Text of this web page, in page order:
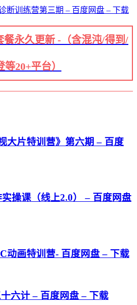
断训练营第三期 – 百度网盘 – 下载
餐永久更新 -（含混沌/得到/
等20+平台）
大片特训营》第六期 – 百度
操课（线上2.0） – 百度网盘
动画特训营- 百度网盘 – 下载
六计 – 百度网盘 – 下载